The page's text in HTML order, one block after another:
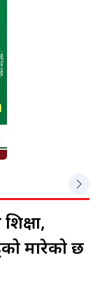
मारेको छ